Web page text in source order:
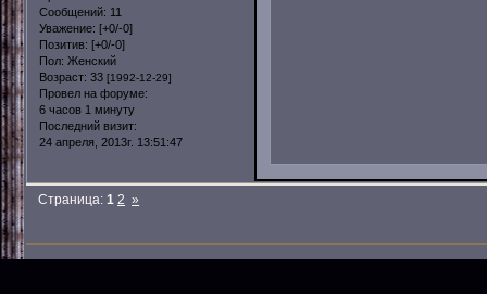
Сообщений: 11
Уважение: [+0/-0]
Позитив: [+0/-0]
Пол: Женский
Возраст: 33 [1992-12-29]
Провел на форуме:
6 часов 1 минуту
Последний визит:
24 апреля, 2013г. 13:51:47
Страница:1 2 »